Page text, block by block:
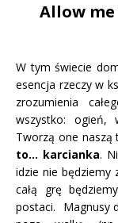
Allow
W tym świecie
esencja rzeczy w
zrozumienia
wszystko: ogień,
Tworzą one naszą
to… karcianka.
idzie nie będziemy
całą grę
postaci. Magnusy